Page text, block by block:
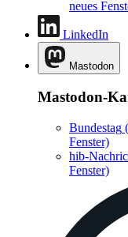
neues
LinkedIn
Mastodon
Mastodon-
Bundestag
Fenster)
hib-
Fenster)